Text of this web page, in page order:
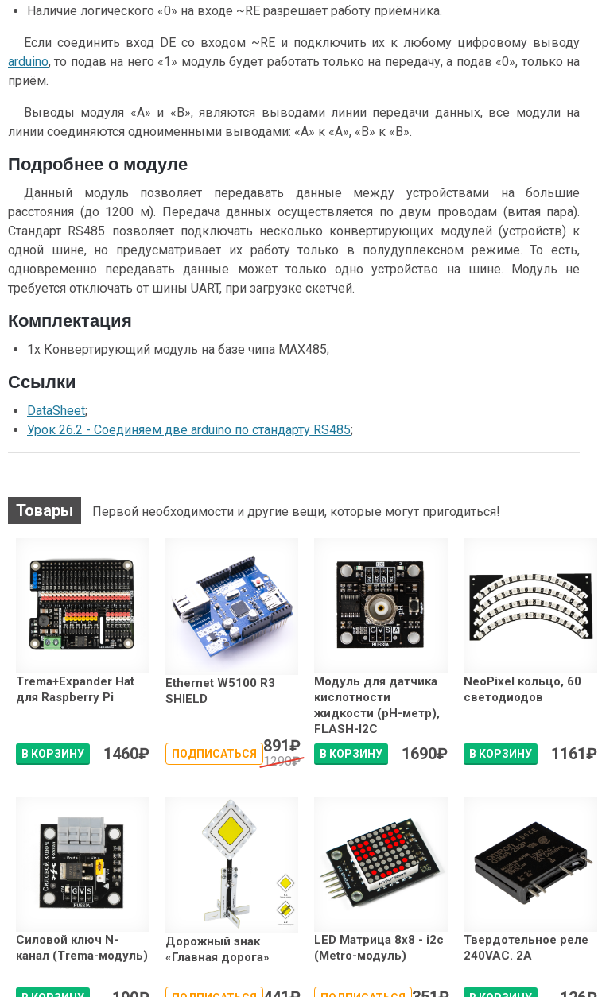
Наличие логического «0» на входе ~RE разрешает работу приёмника.
Если соединить вход DE со входом ~RE и подключить их к любому цифровому выводу
arduino, то подав на него «1» модуль будет работать только на передачу, а подав «0», только на
приём.
Выводы модуля «A» и «B», являются выводами линии передачи данных, все модули на
линии соединяются одноименными выводами: «A» к «A», «B» к «B».
Подробнее о модуле
Данный модуль позволяет передавать данные между устройствами на большие
расстояния (до 1200 м). Передача данных осуществляется по двум проводам (витая пара).
Стандарт RS485 позволяет подключать несколько конвертирующих модулей (устройств) к
одной шине, но предусматривает их работу только в полудуплексном режиме. То есть,
одновременно передавать данные может только одно устройство на шине. Модуль не
требуется отключать от шины UART, при загрузке скетчей.
Комплектация
1х Конвертирующий модуль на базе чипа MAX485;
Ссылки
DataSheet;
Урок 26.2 - Соединяем две arduino по стандарту RS485;
Товары Первой необходимости и другие вещи, которые могут пригодиться!
Trema+Expander Hat
для Raspberry Pi
В КОРЗИНУ 1460₽
Ethernet W5100 R3
SHIELD
ПОДПИСАТЬСЯ 891₽
1290₽
Модуль для датчика
кислотности
жидкости (pH-метр),
FLASH-I2C
В КОРЗИНУ 1690₽
NeoPixel кольцо, 60
светодиодов
В КОРЗИНУ 1161₽
Силовой ключ N-
канал (Trema-модуль)
Дорожный знак
«Главная дорога»
LED Матрица 8x8 - i2c
(Metro-модуль)
Твердотельное реле
240VAC. 2А